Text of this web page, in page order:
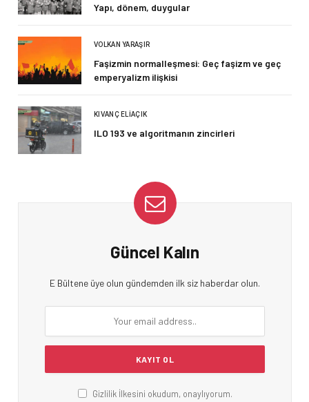
Yapı, dönem, duygular
VOLKAN YARAŞIR
Faşizmin normalleşmesi: Geç faşizm ve geç
emperyalizm ilişkisi
KIVANÇ ELIAÇIK
ILO 193 ve algoritmanın zincirleri
Güncel Kalın
E Bültene üye olun gündemden ilk siz haberdar olun.
Gizlilik İlkesini okudum, onaylıyorum.